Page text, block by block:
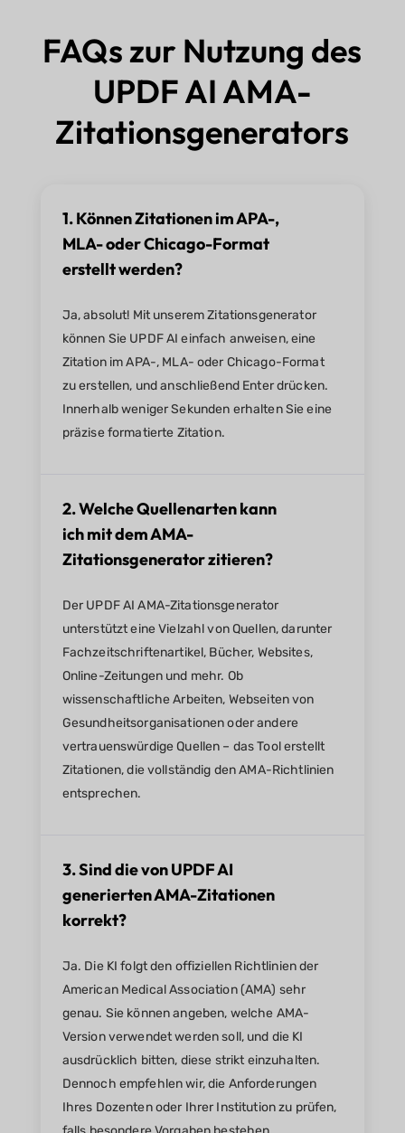
FAQs zur Nutzung des
UPDF AI AMA-
Zitationsgenerators
1. Können Zitationen im APA-,
MLA- oder Chicago-Format
erstellt werden?
Ja, absolut! Mit unserem Zitationsgenerator
können Sie UPDF AI einfach anweisen, eine
Zitation im APA-, MLA- oder Chicago-Format
zu erstellen, und anschließend Enter drücken.
Innerhalb weniger Sekunden erhalten Sie eine
präzise formatierte Zitation.
2. Welche Quellenarten kann
ich mit dem AMA-
Zitationsgenerator zitieren?
Der UPDF AI AMA-Zitationsgenerator
unterstützt eine Vielzahl von Quellen, darunter
Fachzeitschriftenartikel, Bücher, Websites,
Online-Zeitungen und mehr. Ob
wissenschaftliche Arbeiten, Webseiten von
Gesundheitsorganisationen oder andere
vertrauenswürdige Quellen – das Tool erstellt
Zitationen, die vollständig den AMA-Richtlinien
entsprechen.
3. Sind die von UPDF AI
generierten AMA-Zitationen
korrekt?
Ja. Die KI folgt den offiziellen Richtlinien der
American Medical Association (AMA) sehr
genau. Sie können angeben, welche AMA-
Version verwendet werden soll, und die KI
ausdrücklich bitten, diese strikt einzuhalten.
Dennoch empfehlen wir, die Anforderungen
Ihres Dozenten oder Ihrer Institution zu prüfen,